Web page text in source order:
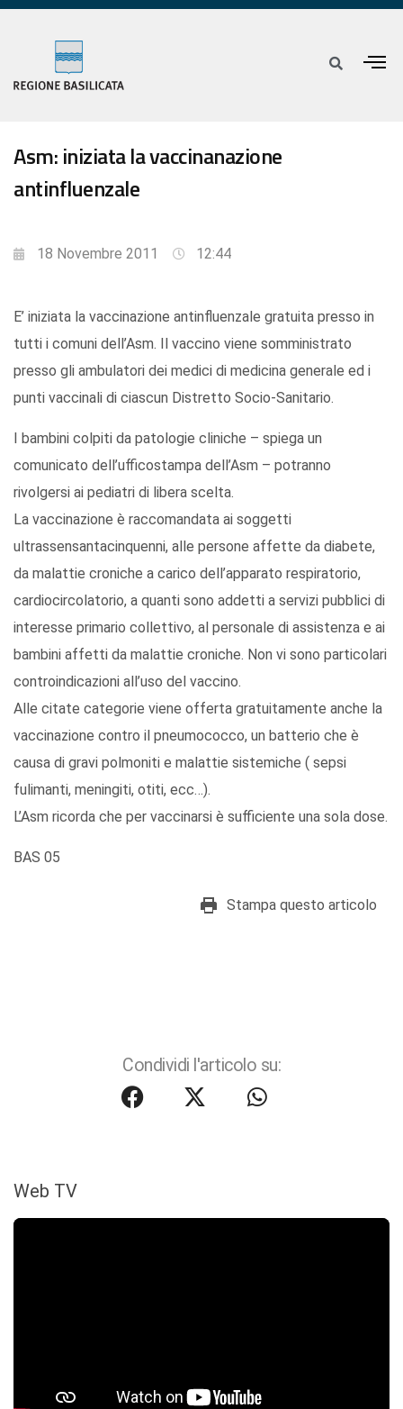
Asm: iniziata la vaccinanazione
antinfluenzale
18 Novembre 2011 12:44
E’ iniziata la vaccinazione antinfluenzale gratuita presso in
tutti i comuni dell’Asm. Il vaccino viene somministrato
presso gli ambulatori dei medici di medicina generale ed i
punti vaccinali di ciascun Distretto Socio-Sanitario.
I bambini colpiti da patologie cliniche – spiega un
comunicato dell’ufficostampa dell’Asm – potranno
rivolgersi ai pediatri di libera scelta.
La vaccinazione è raccomandata ai soggetti
ultrassensantacinquenni, alle persone affette da diabete,
da malattie croniche a carico dell’apparato respiratorio,
cardiocircolatorio, a quanti sono addetti a servizi pubblici di
interesse primario collettivo, al personale di assistenza e ai
bambini affetti da malattie croniche. Non vi sono particolari
controindicazioni all’uso del vaccino.
Alle citate categorie viene offerta gratuitamente anche la
vaccinazione contro il pneumococco, un batterio che è
causa di gravi polmoniti e malattie sistemiche ( sepsi
fulimanti, meningiti, otiti, ecc…).
L’Asm ricorda che per vaccinarsi è sufficiente una sola dose.
BAS 05
Stampa questo articolo
Condividi l'articolo su:
Web TV